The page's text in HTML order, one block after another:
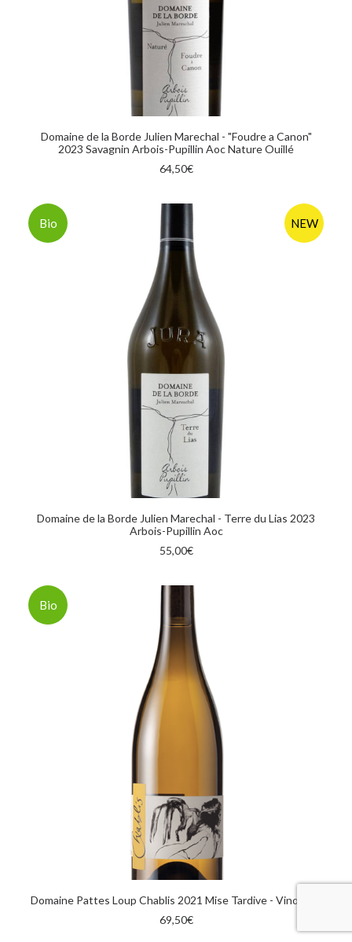
AGGIUNGI AL CARRELLO
Domaine de la Borde Julien Marechal - "Foudre a Canon"
2023 Savagnin Arbois-Pupillin Aoc Nature Ouillé
64,50€
Bio NEW
AGGIUNGI AL CARRELLO
Domaine de la Borde Julien Marechal - Terre du Lias 2023
Arbois-Pupillin Aoc
55,00€
Bio
AGGIUNGI AL CARRELLO
Domaine Pattes Loup Chablis 2021 Mise Tardive - Vino BIO
69,50€